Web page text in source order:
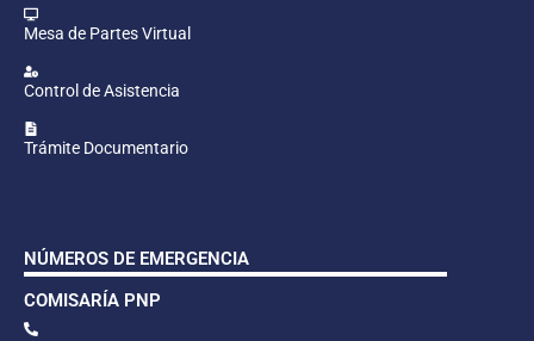
Mesa de Partes Virtual
Control de Asistencia
Trámite Documentario
NÚMEROS DE EMERGENCIA
COMISARÍA PNP